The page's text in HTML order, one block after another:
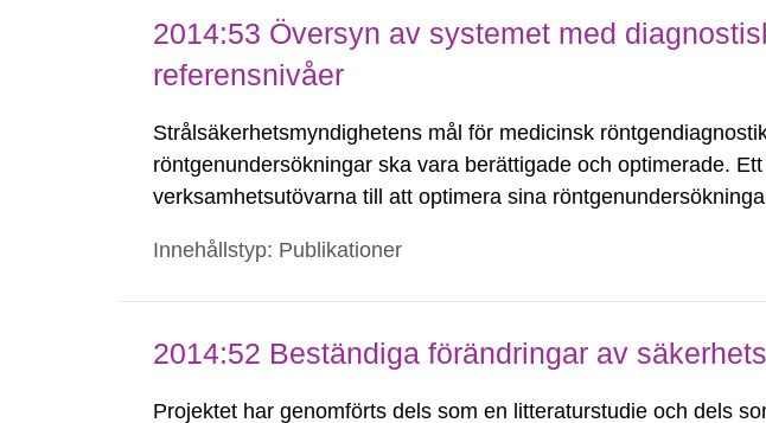
2014:53 Översyn av systemet med
referensnivåer
Strålsäkerhetsmyndighetens mål för medicinsk
röntgenundersökningar ska vara berättigade och optimerade.
verksamhetsutövarna till att optimera sina
infördes...
Innehållstyp: Publikationer
2014:52 Beständiga förändringar av
Projektet har genomförts dels som en litteraturstudie och dels